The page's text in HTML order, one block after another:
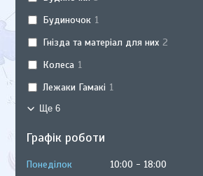
Будиночок 1
Гнізда та матеріал для них 2
Колеса 1
Лежаки Гамакі 1
Ще 6
Графік роботи
Понеділок 10:00
18:00